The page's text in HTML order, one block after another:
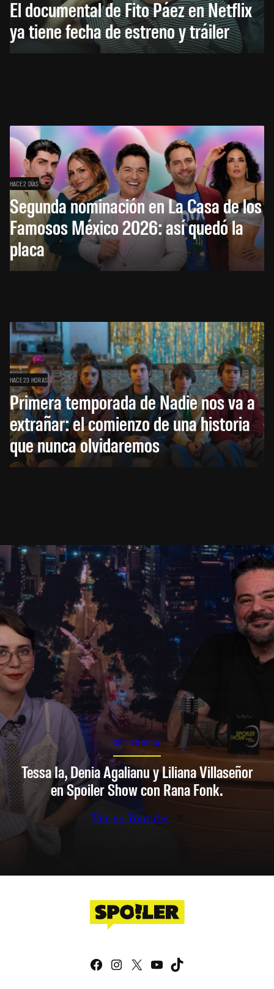
El documental de Fito Páez en Netflix
ya tiene fecha de estreno y tráiler
HACE 2 DÍAS
Segunda nominación en La Casa de los
Famosos México 2026: así quedó la
placa
HACE 23 HORAS
Primera temporada de Nadie nos va a
extrañar: el comienzo de una historia
que nunca olvidaremos
SPOILER SHOW
Tessa Ia, Denia Agalianu y Liliana Villaseñor
en Spoiler Show con Rana Fonk.
Ver en Youtube
Facebook
Instagram
X YouTube